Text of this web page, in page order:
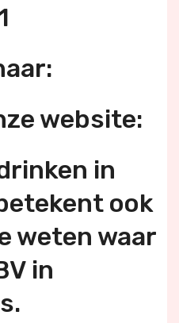
website:
in
ook
weten waar
in